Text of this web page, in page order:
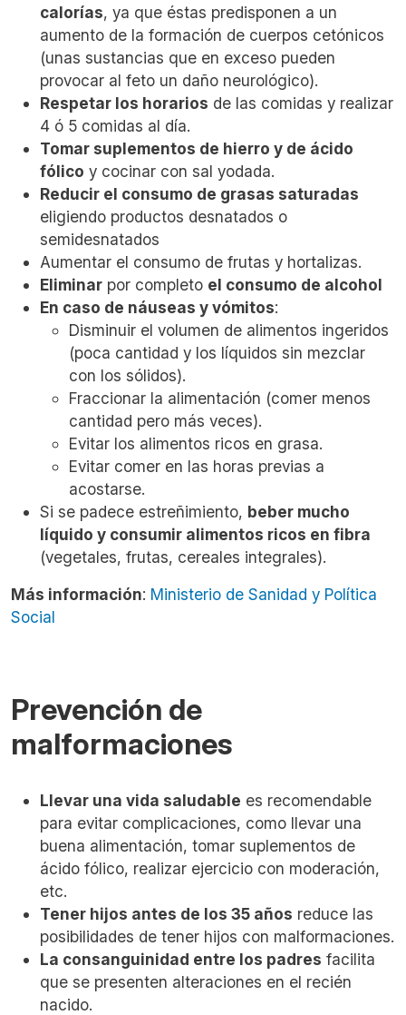
calorías, ya que éstas predisponen a un
aumento de la formación de cuerpos cetónicos
(unas sustancias que en exceso pueden
provocar al feto un daño neurológico).
Respetar los horarios de las comidas y realizar
4 ó 5 comidas al día.
Tomar suplementos de hierro y de ácido
fólico y cocinar con sal yodada.
Reducir el consumo de grasas saturadas
eligiendo productos desnatados o
semidesnatados
Aumentar el consumo de frutas y hortalizas.
Eliminar por completo el consumo de alcohol
En caso de náuseas y vómitos:
Disminuir el volumen de alimentos ingeridos
(poca cantidad y los líquidos sin mezclar
con los sólidos).
Fraccionar la alimentación (comer menos
cantidad pero más veces).
Evitar los alimentos ricos en grasa.
Evitar comer en las horas previas a
acostarse.
Si se padece estreñimiento, beber mucho
líquido y consumir alimentos ricos en fibra
(vegetales, frutas, cereales integrales).
Más información: Ministerio de Sanidad y Política
Social
Prevención de
malformaciones
Llevar una vida saludable es recomendable
para evitar complicaciones, como llevar una
buena alimentación, tomar suplementos de
ácido fólico, realizar ejercicio con moderación,
etc.
Tener hijos antes de los 35 años reduce las
posibilidades de tener hijos con malformaciones.
La consanguinidad entre los padres facilita
que se presenten alteraciones en el recién
nacido.